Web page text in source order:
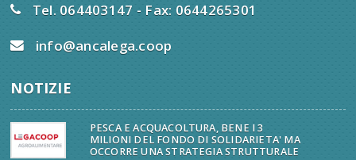
Tel. 064403147 - Fax: 0644265301
info@ancalega.coop
NOTIZIE
PESCA E ACQUACOLTURA, BENE I 3
MILIONI DEL FONDO DI SOLIDARIETA' MA
OCCORRE UNA STRATEGIA STRUTTURALE